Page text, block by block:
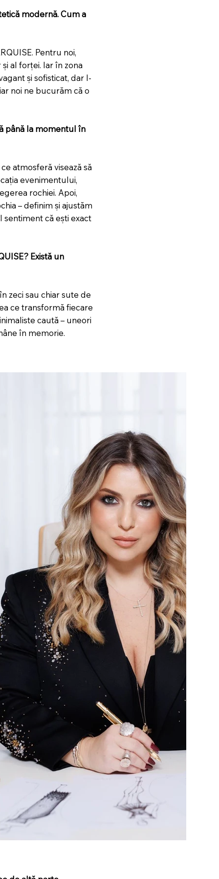
modernă. Cum a
Pentru noi,
al forței. Iar în zona
și sofisticat, dar l-
noi ne bucurăm că o
până la momentul în
atmosferă visează să
evenimentului,
rochiei. Apoi,
– definim și ajustăm
sentiment că ești exact
Există un
zeci sau chiar sute de
ce transformă fiecare
caută – uneori
în memorie.